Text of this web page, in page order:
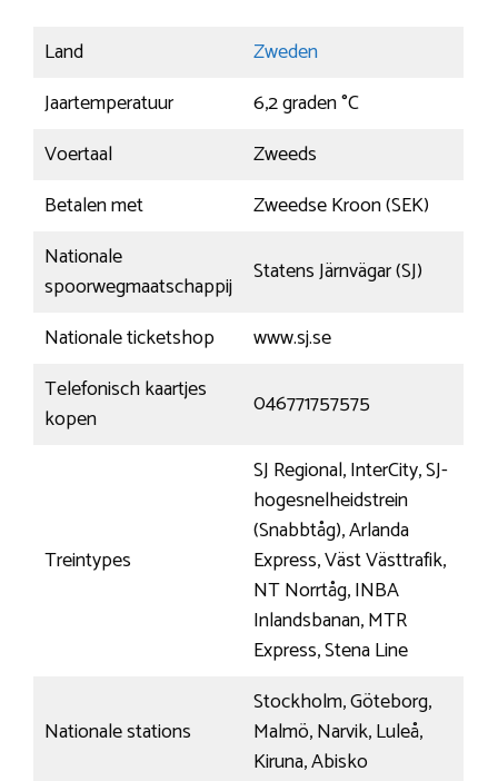
Land
Zweden
Jaartemperatuur
6,2 graden °C
Voertaal
Zweeds
Betalen met
Zweedse Kroon (SEK)
Nationale
spoorwegmaatschappij
Statens Järnvägar (SJ)
Nationale ticketshop
www.sj.se
Telefonisch kaartjes
kopen
046771757575
Treintypes
SJ Regional, InterCity, SJ-
hogesnelheidstrein
(Snabbtåg), Arlanda
Express, Väst Västtrafik,
NT Norrtåg, INBA
Inlandsbanan, MTR
Express, Stena Line
Nationale stations
Stockholm, Göteborg,
Malmö, Narvik, Luleå,
Kiruna, Abisko